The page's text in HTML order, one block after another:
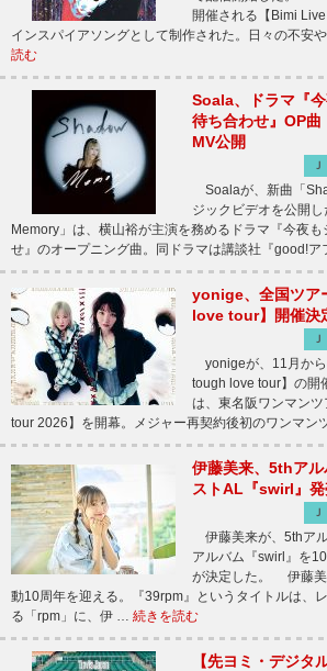
開催される【Bimi
インスパイアソングとして制作された。日々の不安
読む
Soala、ドラマ『
待ち合わせ』OP
MV公開
Soalaが、新曲「
ジックビデオを公開
Memory」は、横山裕が主演を務めるドラマ『今夜
せ』のオープニング曲。同ドラマは講談社『good!
yonige、全国ツ
love tour】開催決
yonigeが、11月か
tough love tour】の
は、東名阪ワンマン
tour 2026】を開幕。メジャー再契約後初のワンマン
伊藤美来、5thア
ストAL『swirl』発
伊藤美来が、5thア
アルバム『swirl』を
が決定した。 伊藤美
動10周年を迎える。『39rpm』というタイトルは、
る「rpm」に、伊 … 続きを読む
【先ヨミ・デジ